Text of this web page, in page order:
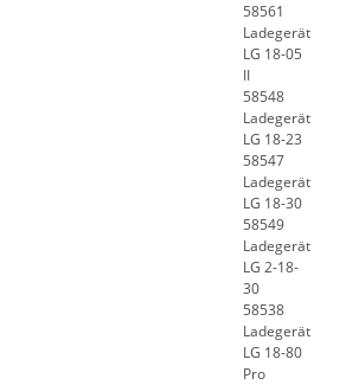
58561
Ladegerät
LG 18-05
II
58548
Ladegerät
LG 18-23
58547
Ladegerät
LG 18-30
58549
Ladegerät
LG 2-18-
30
58538
Ladegerät
LG 18-80
Pro